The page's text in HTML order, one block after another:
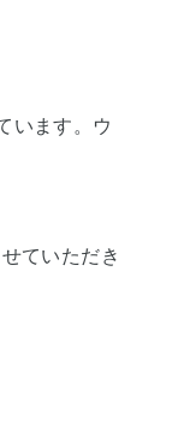
います。ウ
ていただき